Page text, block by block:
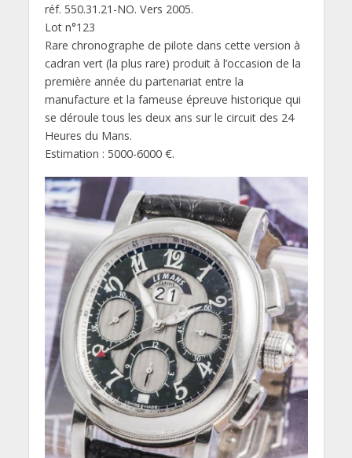
réf. 550.31.21-NO. Vers 2005.
Lot n°123
Rare chronographe de pilote dans cette version à
cadran vert (la plus rare) produit à l’occasion de la
première année du partenariat entre la
manufacture et la fameuse épreuve historique qui
se déroule tous les deux ans sur le circuit des 24
Heures du Mans.
Estimation : 5000-6000 €.